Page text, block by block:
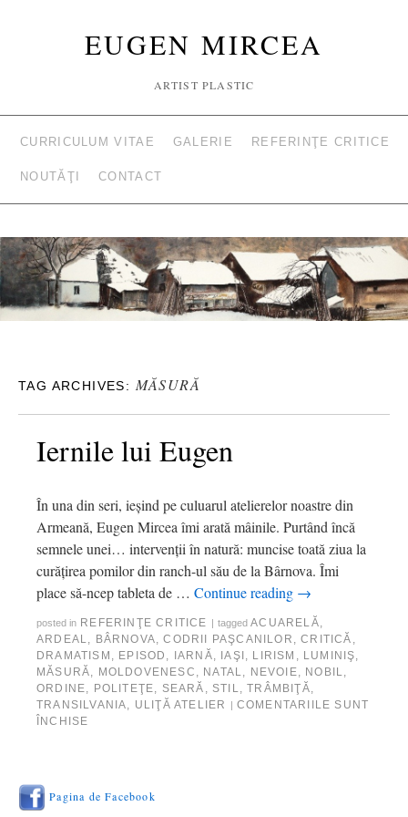
EUGEN MIRCEA
ARTIST PLASTIC
CURRICULUM VITAE GALERIE REFERINŢE CRITICE
NOUTĂŢI CONTACT
TAG ARCHIVES: MĂSURĂ
Iernile lui Eugen
În una din seri, ieşind pe culuarul atelierelor noastre din
Armeană, Eugen Mircea îmi arată mâinile. Purtând încă
semnele unei… intervenţii în natură: muncise toată ziua la
curăţirea pomilor din ranch-ul său de la Bârnova. Îmi
place să-ncep tableta de … Continue reading →
posted in REFERINŢE CRITICE tagged ACUARELĂ,
ARDEAL, BÂRNOVA,CODRII PAŞCANILOR ,CRITICĂ ,
DRAMATISM , EPISOD , IARNĂ, IAŞI , LIRISM , LUMINIŞ,
MĂSURĂ, MOLDOVENESC , NATAL, NEVOIE, NOBIL,
ORDINE, POLITEŢE, SEARĂ , STIL,TRÂMBIŢĂ,
TRANSILVANIA, ULIŢĂ ATELIER
COMENTARIILE SUNT
ÎNCHISE
Pagina de Facebook